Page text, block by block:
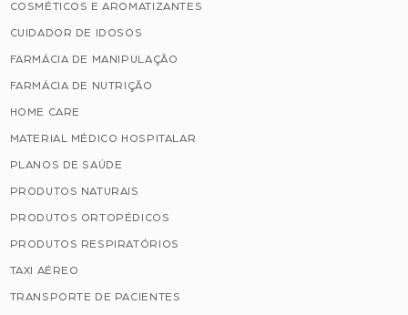
COSMÉTICOS E AROMATIZANTES
CUIDADOR DE IDOSOS
FARMÁCIA DE MANIPULAÇÃO
FARMÁCIA DE NUTRIÇÃO
HOME CARE
MATERIAL MÉDICO HOSPITALAR
PLANOS DE SAÚDE
PRODUTOS NATURAIS
PRODUTOS ORTOPÉDICOS
PRODUTOS RESPIRATÓRIOS
TAXI AÉREO
TRANSPORTE DE PACIENTES